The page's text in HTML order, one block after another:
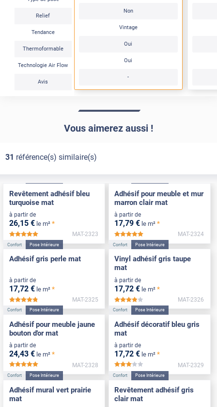
Relief
Tendance
Thermoformable
Technologie Air Flow
Avis
Non
Vintage
Oui
Oui
-
Vous aimerez aussi !
31 référence(s) similaire(s)
Revêtement adhésif bleu
turquoise mat
à partir de
26,15 € le m² *
*****
MAT-2323
Adhésif pour meuble et mur
marron clair mat
à partir de
17,79 € le m² *
MAT-2324
Confort Pose Intérieure
Adhésif gris perle mat
à partir de
17,72 € le m² *
*****
MAT-2325
Confort Pose Intérieure
Vinyl adhésif gris taupe
mat
à partir de
17,72 € le m² *
*****
MAT-2326
Confort Pose Intérieure
Adhésif pour meuble jaune
bouton d'or mat
à partir de
24,43 € le m² *
MAT-2328
Confort Pose Intérieure
Adhésif décoratif bleu gris
mat
à partir de
17,72 € le m² *
*****
MAT-2329
Confort Pose Intérieure
Adhésif mural vert prairie
mat
Confort Pose Intérieure
Revêtement adhésif gris
clair mat